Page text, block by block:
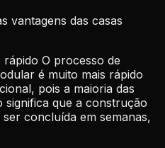
vantagens das casas
O processo de
é muito mais rápido
pois a maioria das
significa que a construção
concluída em semanas,